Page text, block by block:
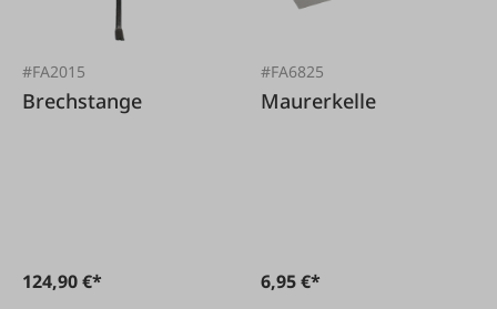
#FA2015
Brechstange
124,90 €*
#FA6825
Maurerkelle
6,95 €*